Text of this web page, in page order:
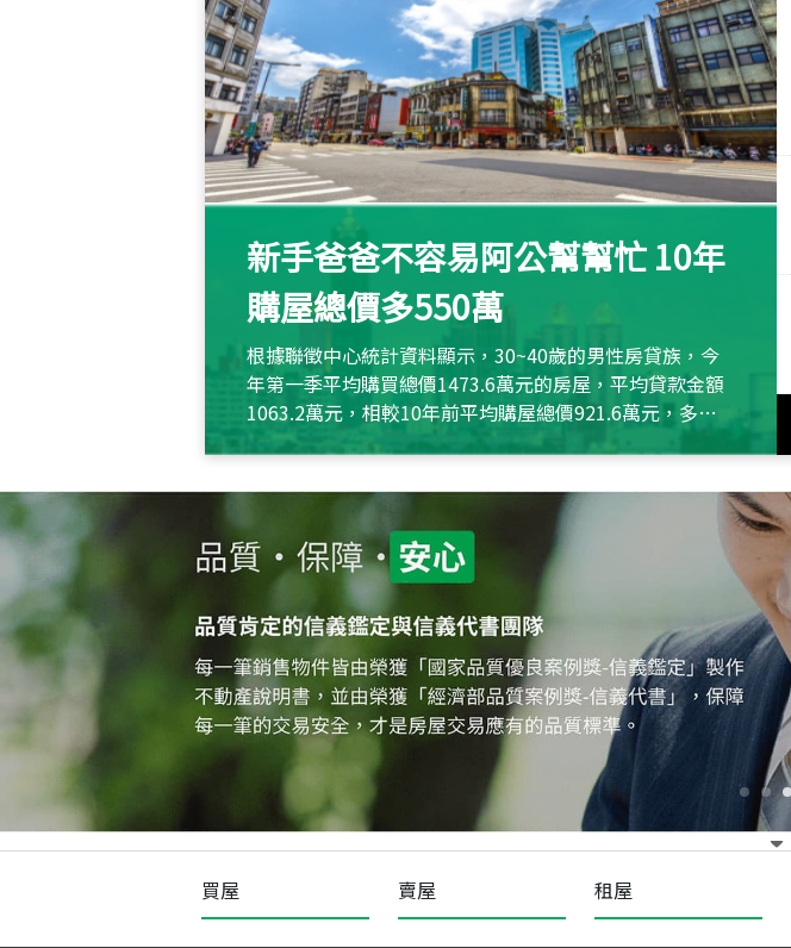
新手爸爸不容易阿公幫幫忙 10年
購屋總價多550萬
根據聯徵中心統計資料顯示，30~40歲的男性房貸族，今
年第一季平均購買總價1473.6萬元的房屋，平均貸款金額
1063.2萬元，相較10年前平均購屋總價921.6萬元，多出
約550萬元，且貸款金額也多
買屋 賣屋 租屋